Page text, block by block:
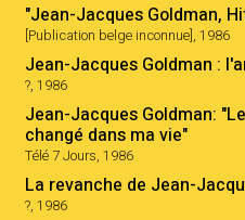
"Jean-Jacques Goldman,
[Publication belge inconnue], 1986
Jean-Jacques Goldman :
?, 1986
Jean-Jacques Goldman:
changé dans ma vie"
Télé 7 Jours, 1986
La revanche de Jean-
?, 1986